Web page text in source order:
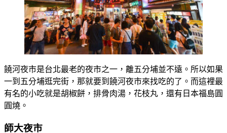
饒河夜市是台北最老的夜市之一，離五分埔並不遠。所以如果
一到五分埔逛完街，那就要到饒河夜市來找吃的了。而這裡最
有名的小吃就是胡椒餅，排骨肉湯，花枝丸，還有日本福島圓
圓燒。
師大夜市